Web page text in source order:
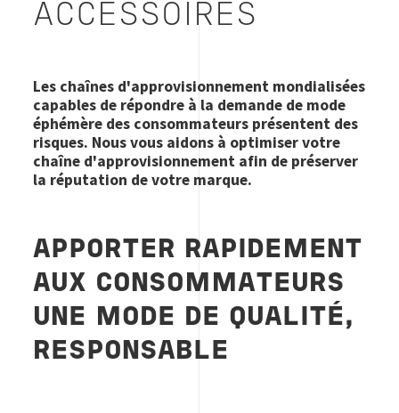
ACCESSOIRES
Les chaînes d'approvisionnement mondialisées
capables de répondre à la demande de mode
éphémère des consommateurs présentent des
risques. Nous vous aidons à optimiser votre
chaîne d'approvisionnement afin de préserver
la réputation de votre marque.
APPORTER RAPIDEMENT
AUX CONSOMMATEURS
UNE MODE DE QUALITÉ,
RESPONSABLE